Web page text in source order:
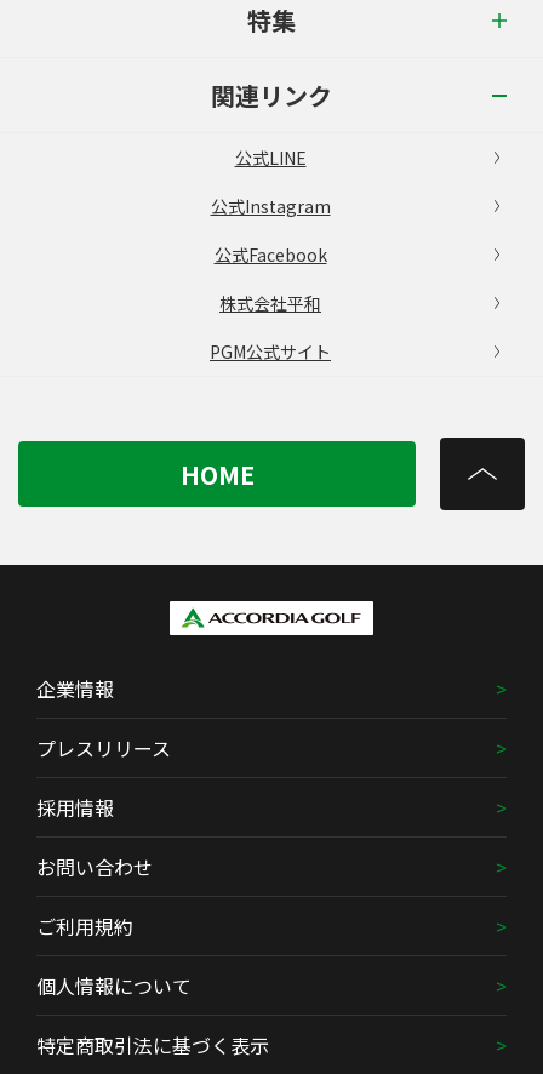
特集
関連リンク
公式LINE
公式Instagram
公式Facebook
株式会社平和
PGM公式サイト
HOME
企業情報
プレスリリース
採用情報
お問い合わせ
ご利用規約
個人情報について
特定商取引法に基づく表示